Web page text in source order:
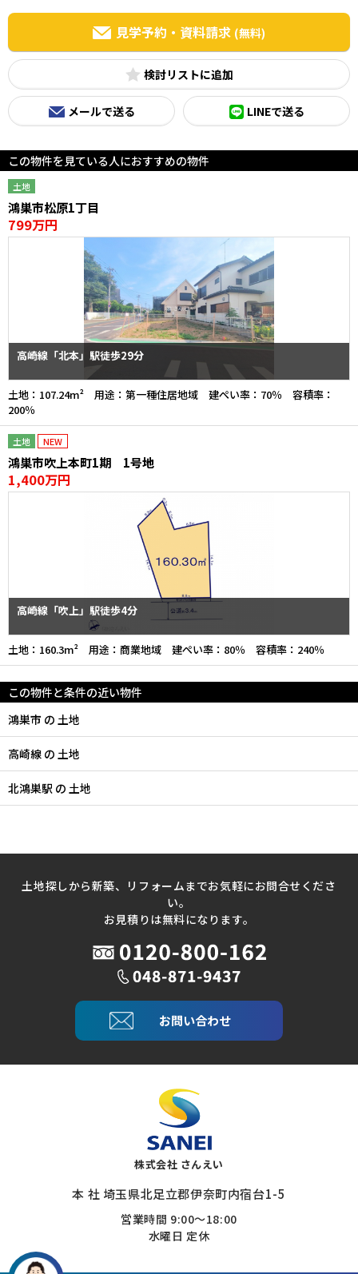
見学予約・資料請求 (無料)
検討リスト
メールで送る LINEで送る
この物件を見ている人におすすめの物件
土地
鴻巣市松原1丁目
799万円
高崎線「北本」駅徒歩29分
土地：107.24m² 用途：第一種住居地域 建ぺい率：70％ 容積率：
200％
土地 NEW
鴻巣市吹上本町1期 1号地
1,400万円
高崎線「吹上」駅徒歩4分
土地：160.3m² 用途：商業地域 建ぺい率：80％ 容積率：240％
この物件と条件の近い物件
鴻巣市 の 土地
高崎線 の 土地
北鴻巣駅 の 土地
土地探しから新築、リフォームまでお気軽にお問合せくださ
い。
お見積りは無料になります。
お問い合わせ
株式会社 さんえい
本 社 埼玉県北足立郡伊奈町内宿台1-5
営業時間 9:00～18:00
水曜日 定休